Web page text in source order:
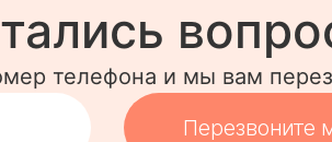
телефона и мы вам
Перезвоните